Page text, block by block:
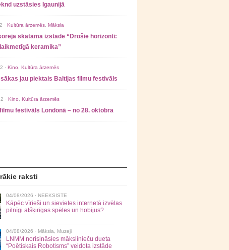
uzstāsies Igaunijā
· Kultūra ārzemēs Māksla
skatāma izstāde “Drošie horizonti:
keramika”
· Kino Kultūra ārzemēs
sākas jau piektais Baltijas filmu festivāls
· Kino Kultūra ārzemēs
festivāls Londonā – no 28. oktobra
raksti
04/08/2026 · NEEKSISTE
Kāpēc vīrieši un sievietes internetā izvēlas
pilnīgi atšķirīgas spēles un hobijus?
04/08/2026 · Māksla Muzeji
LNMM norisināsies mākslinieču dueta
“Poētiskais Robotisms” veidota izstāde